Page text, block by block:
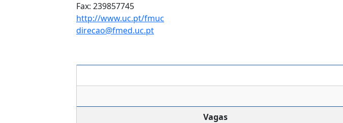
Fax: 239857745
http://www.uc.pt/fmuc
direcao@fmed.uc.pt
Vagas